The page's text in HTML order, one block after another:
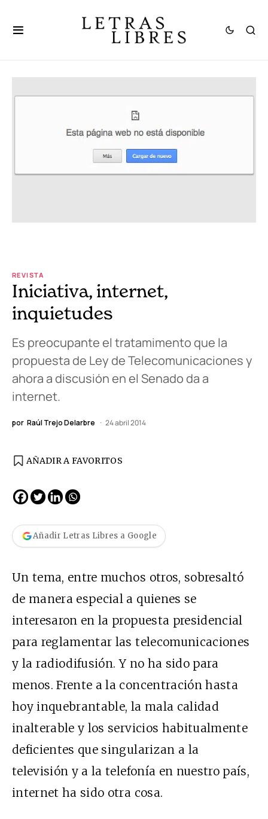
REVISTA
Iniciativa, internet,
inquietudes
Es preocupante el tratamimento que la
propuesta de Ley de Telecomunicaciones y
ahora a discusión en el Senado da a
internet.
por Raúl Trejo Delarbre 24 abril 2014
AÑADIR A FAVORITOS
Añadir Letras Libres a Google
Un tema, entre muchos otros, sobresaltó
de manera especial a quienes se
interesaron en la propuesta presidencial
para reglamentar las telecomunicaciones
y la radiodifusión. Y no ha sido para
menos. Frente a la concentración hasta
hoy inquebrantable, la mala calidad
inalterable y los servicios habitualmente
deficientes que singularizan a la
televisión y a la telefonía en nuestro país,
internet ha sido otra cosa.